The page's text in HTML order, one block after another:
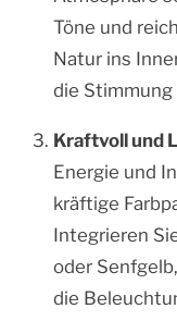
Töne und
Natur ins
die
Kraftvoll und
Energie und
kräftige
Integrieren
oder
die